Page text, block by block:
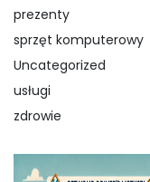
prezenty
sprzęt komputerowy
Uncategorized
usługi
zdrowie